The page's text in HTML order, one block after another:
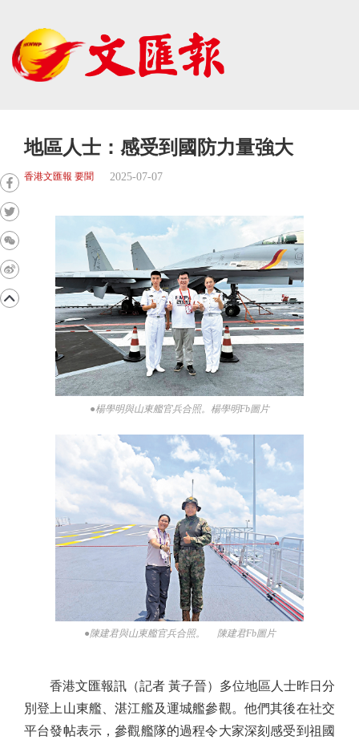
地區人士：感受到國防力量強大
香港文匯報 要聞 2025-07-07
●楊學明與山東艦官兵合照。楊學明Fb圖片
●陳建君與山東艦官兵合照。 陳建君Fb圖片
香港文匯報訊（記者 黃子晉）多位地區人士昨日分
別登上山東艦、湛江艦及運城艦參觀。他們其後在社交
平台發帖表示，參觀艦隊的過程令大家深刻感受到祖國